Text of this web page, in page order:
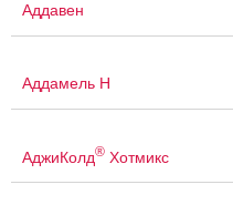
Аддавен
Аддамель Н
АджиКолд® Хотмикс